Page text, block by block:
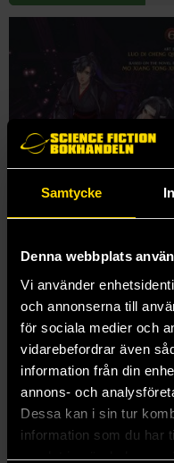
Samtycke
Denna webbplats
Vi använder
och annonserna till
för sociala medier och
vidarebefordrar även
information från din
annons- och
Dessa kan i sin tur
information som du har
samlat in när du har
Mo Xiang Tong Xiu
239 kr
Beställ